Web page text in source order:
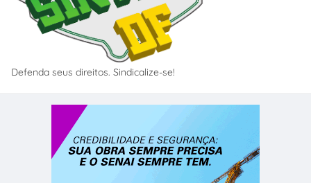
Defenda seus direitos. Sindicalize-se!